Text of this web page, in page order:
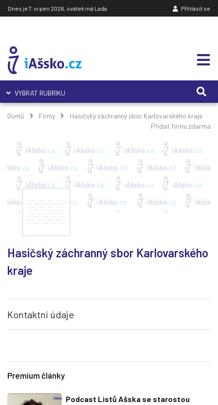
Dnes je 7. srpen 2026, svátek má Lada Přihlásit se
VYBRAT RUBRIKU
Domů Firmy
Hasičský záchranný sbor Karlovarského kraje
Přidat firmu zdarma
Hasičský záchranný sbor Karlovarského
kraje
Kontaktní údaje
Premium články
Podcast Listů Ašska se starostou